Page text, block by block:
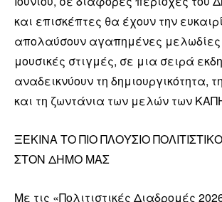
και επισκέπτες θα έχουν την
απολαύσουν αγαπημένες
μουσικές στιγμές, σε μια σειρά
αναδεικνύουν τη δημιουργικότητα,
και τη ζωντάνια των μελών των
ΞΕΚΙΝΑ ΤΟ ΠΙΟ ΠΛΟΥΣΙΟ
ΣΤΟΝ ΔΗΜΟ ΜΑΣ
Με τις «Πολιτιστικές Διαδρομές